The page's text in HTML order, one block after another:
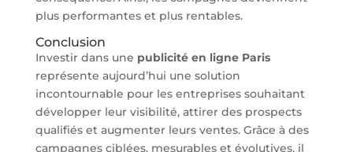
plus performantes et plus rentables.
Conclusion
Investir dans une publicité en ligne Paris
représente aujourd’hui une solution
incontournable pour les entreprises souhaitant
développer leur visibilité, attirer des prospects
qualifiés et augmenter leurs ventes. Grâce à des
campagnes ciblées, mesurables et évolutives, il